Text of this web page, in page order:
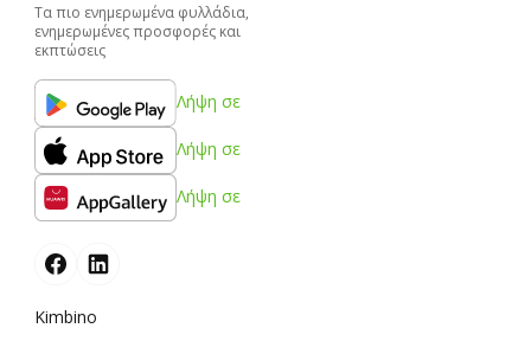
Τα πιο ενημερωμένα φυλλάδια,
ενημερωμένες προσφορές και
εκπτώσεις
Λήψη σε
Λήψη σε
Λήψη σε
Kimbino